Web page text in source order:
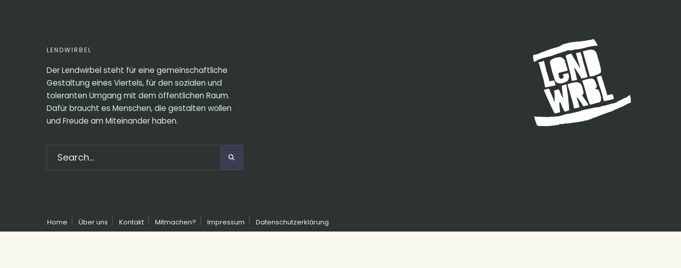
LENDWIRBEL
Der Lendwirbel steht für eine gemeinschaftliche
Gestaltung eines Viertels, für den sozialen und
toleranten Umgang mit dem öffentlichen Raum.
Dafür braucht es Menschen, die gestalten wollen
und Freude am Miteinander haben.
Home Über uns Kontakt Mitmachen? Impressum Datenschutzerklärung